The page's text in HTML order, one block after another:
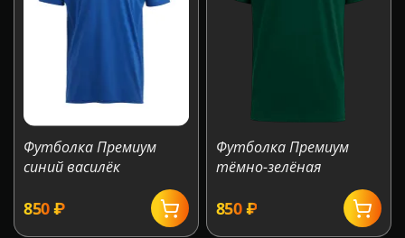
Футболка Премиум
синий василёк
‍850‍₽
Футболка Премиум
тёмно-зелёная
‍850‍₽